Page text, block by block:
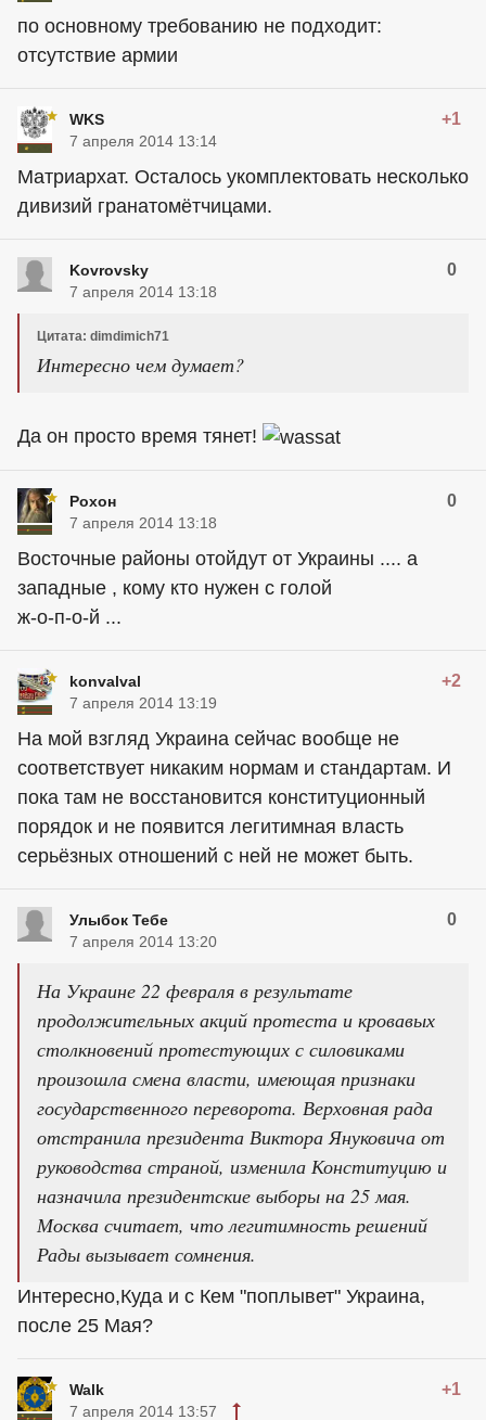
по основному требованию не подходит:
отсутствие армии
WKS +1
7 апреля 2014 13:14
Матриархат. Осталось укомплектовать несколько
дивизий гранатомётчицами.
Kovrovsky 0
7 апреля 2014 13:18
Цитата: dimdimich71
Интересно чем думает?
Да он просто время тянет!
Рохон 0
7 апреля 2014 13:18
Восточные районы отойдут от Украины .... а
западные , кому кто нужен с голой
ж-о-п-о-й ...
konvalval +2
7 апреля 2014 13:19
На мой взгляд Украина сейчас вообще не
соответствует никаким нормам и стандартам. И
пока там не восстановится конституционный
порядок и не появится легитимная власть
серьёзных отношений с ней не может быть.
Улыбок Тебе 0
7 апреля 2014 13:20
На Украине 22 февраля в результате
продолжительных акций протеста и кровавых
столкновений протестующих с силовиками
произошла смена власти, имеющая признаки
государственного переворота. Верховная рада
отстранила президента Виктора Януковича от
руководства страной, изменила Конституцию и
назначила президентские выборы на 25 мая.
Москва считает, что легитимность решений
Рады вызывает сомнения.
Интересно,Куда и с Кем "поплывет" Украина,
после 25 Мая?
Walk +1
7 апреля 2014 13:57